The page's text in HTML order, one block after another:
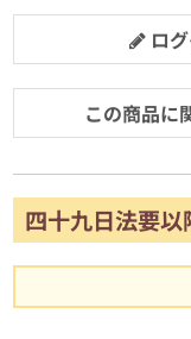
ロ
この商品に
四十九日法要